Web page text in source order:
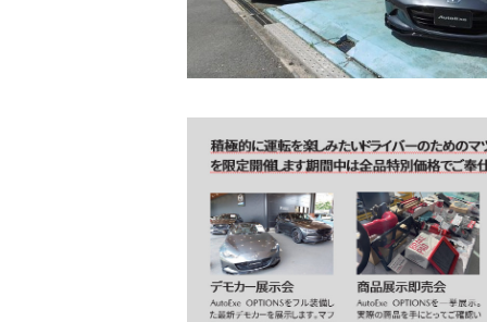
サービス専門工場
サービス専門工場